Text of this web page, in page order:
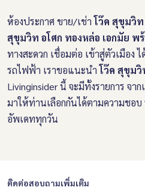
ห้องประกาศ ขาย/เช่าโว๊ค สุขุมวิท
สุขุมวิท อโศก ทองหล่อ เอกมัย
ทางสะดวก เชื่อมต่อ เข้าสู่ตัวเมือง
รถไฟฟ้า เราขอแนะนำโว๊ค สุขุมวิ
Livinginsider นี้ จะมีทั้งรายการ จ
มาให้ท่านเลือกกันได้ตามความชอบ
อัพเดททุกวัน
ติดต่อสอบถามเพิ่มเติม